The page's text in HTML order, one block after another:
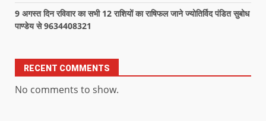
9 अगस्त दिन रविवार का सभी 12 राशियों का राषिफल जाने ज्योतिर्विद पंडित सुबोध
पाण्डेय से 9634408321
RECENT COMMENTS
No comments to show.